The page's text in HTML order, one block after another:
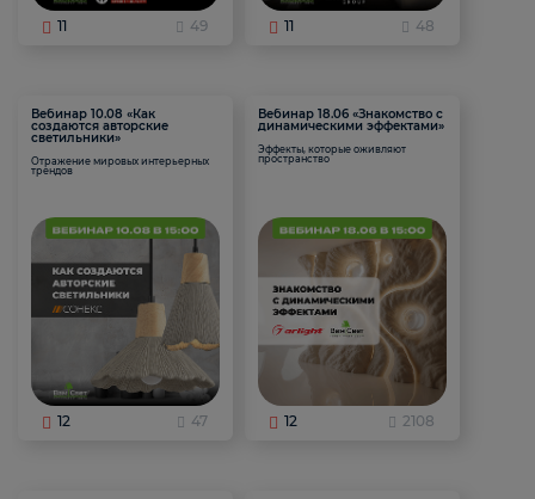
11 49 11 48
Вебинар 10.08 «Как
создаются авторские
светильники»
Отражение мировых интерьерных
трендов
12 47
Вебинар 18.06 «Знакомство с
динамическими эффектами»
Эффекты, которые оживляют
пространство
12 2108